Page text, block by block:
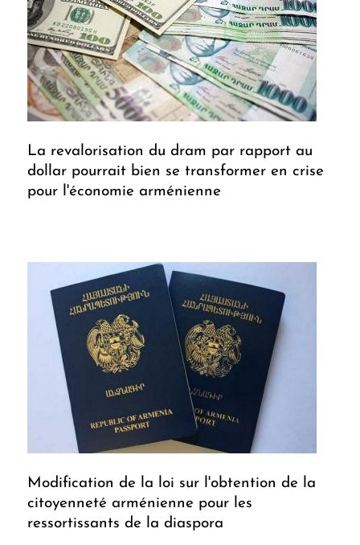
La revalorisation du dram par rapport au
dollar pourrait bien se transformer en crise
pour l'économie arménienne
Modification de la loi sur l'obtention de la
citoyenneté arménienne pour les
ressortissants de la diaspora